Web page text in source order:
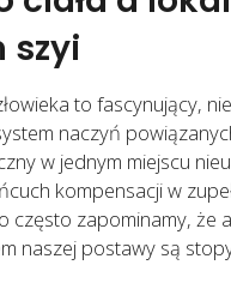
szyi
to fascynujący,
naczyń
w jednym miejscu
kompensacji w
często zapominamy, że
naszej postawy są